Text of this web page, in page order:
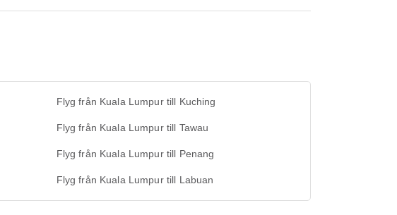
Flyg från Kuala Lumpur till Kuching
Flyg från Kuala Lumpur till Tawau
Flyg från Kuala Lumpur till Penang
Flyg från Kuala Lumpur till Labuan